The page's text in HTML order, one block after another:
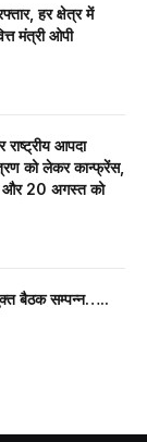
हर क्षेत्र में
मंत्री ओपी
आपदा
को लेकर कान्फ्रेंस,
और 20 अगस्त को
बैठक सम्पन्न…..